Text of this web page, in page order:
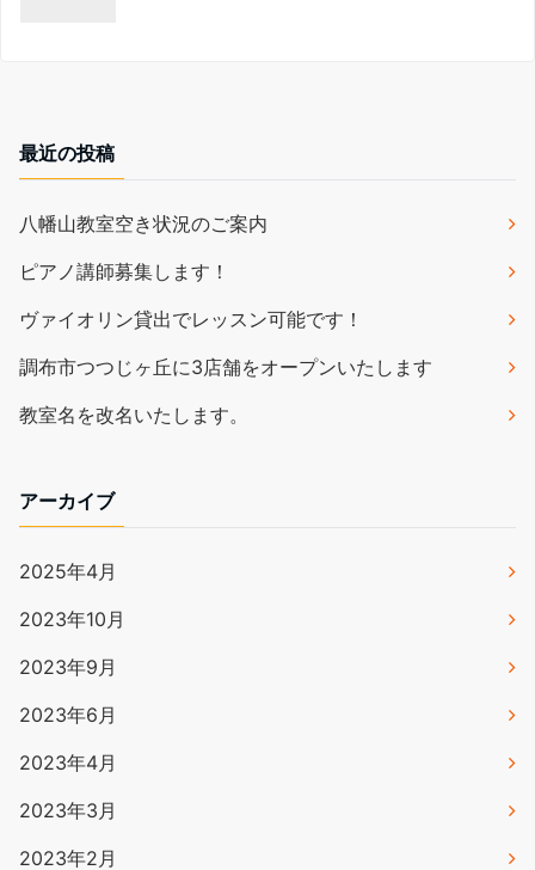
最近の投稿
八幡山教室空き状況のご案内
ピアノ講師募集します！
ヴァイオリン貸出でレッスン可能です！
調布市つつじヶ丘に3店舗をオープンいたします
教室名を改名いたします。
アーカイブ
2025年4月
2023年10月
2023年9月
2023年6月
2023年4月
2023年3月
2023年2月